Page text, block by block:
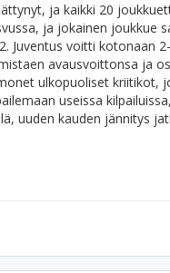
ja kaikki 20
ja jokainen joukkue
Juventus voitti kotonaan
avausvoittonsa ja
ulkopuoliset kriitikot,
useissa
uuden kauden jännitys